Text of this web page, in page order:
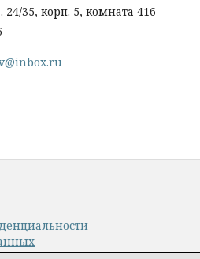
35, корп. 5, комната 416